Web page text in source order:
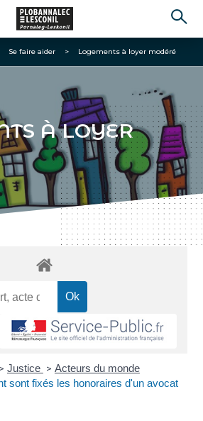
Se faire aider > Logements à loyer modéré
À LOYER
> Justice > Acteurs du monde
sont fixés les honoraires d'un avocat